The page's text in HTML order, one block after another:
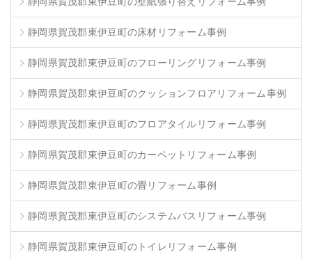
静岡県賀茂郡東伊豆町の床材リフォーム事例
静岡県賀茂郡東伊豆町のフローリングリフォーム事例
静岡県賀茂郡東伊豆町のクッションフロアリフォーム事例
静岡県賀茂郡東伊豆町のフロアタイルリフォーム事例
静岡県賀茂郡東伊豆町のカーペットリフォーム事例
静岡県賀茂郡東伊豆町の畳リフォーム事例
静岡県賀茂郡東伊豆町のシステムバスリフォーム事例
静岡県賀茂郡東伊豆町のトイレリフォーム事例